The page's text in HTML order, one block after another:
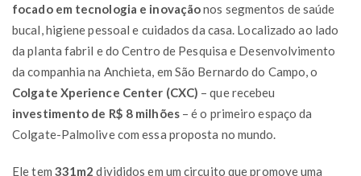
focado em tecnologia e inovaçãonos segmentos de saúde
bucal, higiene pessoal e cuidados da casa. Localizado ao lado
da planta fabril e do Centro de Pesquisa e Desenvolvimento
da companhia na Anchieta, em São Bernardo do Campo, o
Colgate Xperience Center (CXC) – que recebeu
investimento de R$ 8 milhões– é o primeiro espaço da
Colgate-Palmolive com essa proposta no mundo.
Ele tem 331m2 divididos em um circuito que promove uma